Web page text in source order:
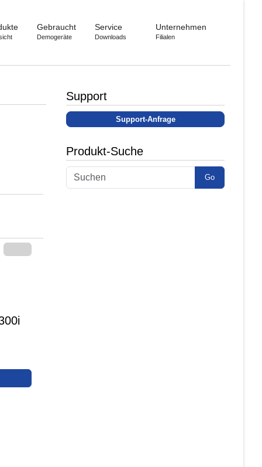
Gebraucht
Demogeräte
Service
Downloads
Unternehmen
Filialen
Support
Support-Anfrage
Produkt-Suche
Go